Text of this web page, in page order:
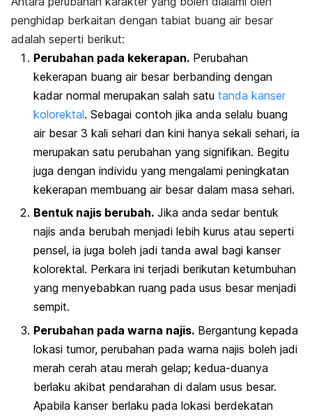
penghidap berkaitan dengan tabiat buang air besar
adalah seperti berikut:
Perubahan pada kekerapan. Perubahan
kekerapan buang air besar berbanding dengan
kadar normal merupakan salah satu tanda kanser
kolorektal. Sebagai contoh jika anda selalu buang
air besar 3 kali sehari dan kini hanya sekali sehari, ia
merupakan satu perubahan yang signifikan. Begitu
juga dengan individu yang mengalami peningkatan
kekerapan membuang air besar dalam masa sehari.
Bentuk najis berubah. Jika anda sedar bentuk
najis anda berubah menjadi lebih kurus atau seperti
pensel, ia juga boleh jadi tanda awal bagi kanser
kolorektal. Perkara ini terjadi berikutan ketumbuhan
yang menyebabkan ruang pada usus besar menjadi
sempit.
Perubahan pada warna najis. Bergantung kepada
lokasi tumor, perubahan pada warna najis boleh jadi
merah cerah atau merah gelap; kedua-duanya
berlaku akibat pendarahan di dalam usus besar.
Apabila kanser berlaku pada lokasi berdekatan